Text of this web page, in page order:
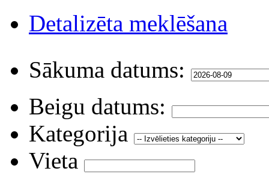
Detalizēta meklēšana
Sākuma datums:
Beigu datums:
Kategorija
Vieta